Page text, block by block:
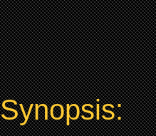
Synopsis: